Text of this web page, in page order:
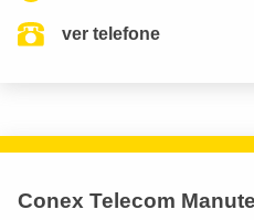
ver telefone
Conex Telecom